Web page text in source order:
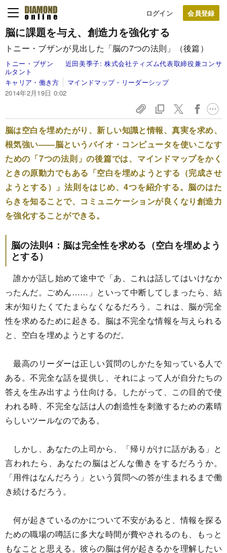
ログイン
脳に課題を与え、創造力を強化する
トニー・ブザンが見出した「脳の7つの法則」（後篇）
トニー・ブザン 近田美季子:株式会社ティズム代表取締役兼コンサ
ルタント
キャリア・働き方
マインドマップ・リーダーシップ
2014年2月19日 0:02
脳は空白を埋めたがり、新しい知識と情報、真実を求め、
根気強い――脳というバイオ・コンピュータを使いこなす
ための「7つの法則」の後篇では、マインドマップをかく
ときの原動力でもある「空白を埋めようとする（完成させ
ようとする）」法則をはじめ、4つを紹介する。脳のはた
らきを知ることで、コミュニケーションが良くなり創造力
を強化することができる。
脳の法則4：脳は完全性を求める（空白を埋めよう
とする）
誰かが話し始めて途中で「あ、これは話してはいけなか
ったんだ。ごめん……」といって中断してしまったら、結
末が知りたくてたまらなくなるだろう。これは、脳が完全
性を求めるために起きる。脳は不完全な情報を与えられる
と、空白を埋めようとするのだ。
最高のリーダーは正しい質問のしかたを知っている人で
ある。不完全な話を提供し、それによって人が自分たちの
答えを生み出すよう仕向ける。したがって、この目的で使
われる時、不完全な話は人の創造性を刺激するための素晴
らしいツールなのである。
しかし、あなたの上司から、「帰りがけに話がある」と
言われたら、あなたの脳はどんな働きをするだろうか。
「用件はなんだろう」という質問への答が生まれるまで働
き続けるだろう。
何が起きているのかについて不安があると、情報を探る
ための職場の噂話に多大な時間が費やされるのも、もっと
もなことと思える。彼らの脳は何が起きるかを理解したい